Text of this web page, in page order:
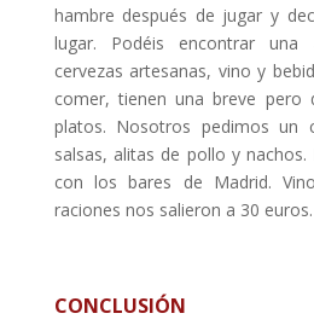
hambre después de jugar y
lugar. Podéis encontrar una
cervezas artesanas, vino y
comer, tienen una breve pero
platos. Nosotros pedimos un
salsas, alitas de pollo y
con los bares de Madrid.
raciones nos salieron a 30 euros.
CONCLUSIÓN